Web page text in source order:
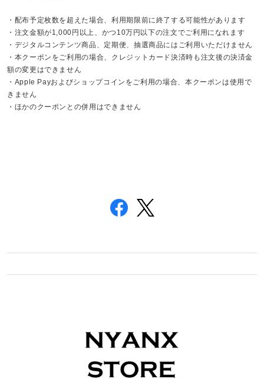
・配布予定枚数を超えた場合、利用期限前に終了する可能性があります
・注文金額が1,000円以上、かつ10万円以下の注文でご利用になれます
・デジタルコンテンツ商品、定期便、抽選商品にはご利用いただけません
・本クーポンをご利用の場合、クレジットカード決済時も注文後の決済金
額の変更はできません
・Apple Payおよびショップコインをご利用の場合、本クーポンは使用で
きません
・ほかのクーポンとの併用はできません